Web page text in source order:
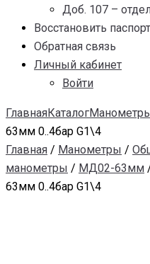
Доб. 107 –
Восстановить паспорт
Обратная связь
Личный кабинет
Войти
ГлавнаяКаталог
63мм 0..4бар G1\4
Главная / Манометры /
манометры / МД02-63мм
63мм 0..4бар G1\4